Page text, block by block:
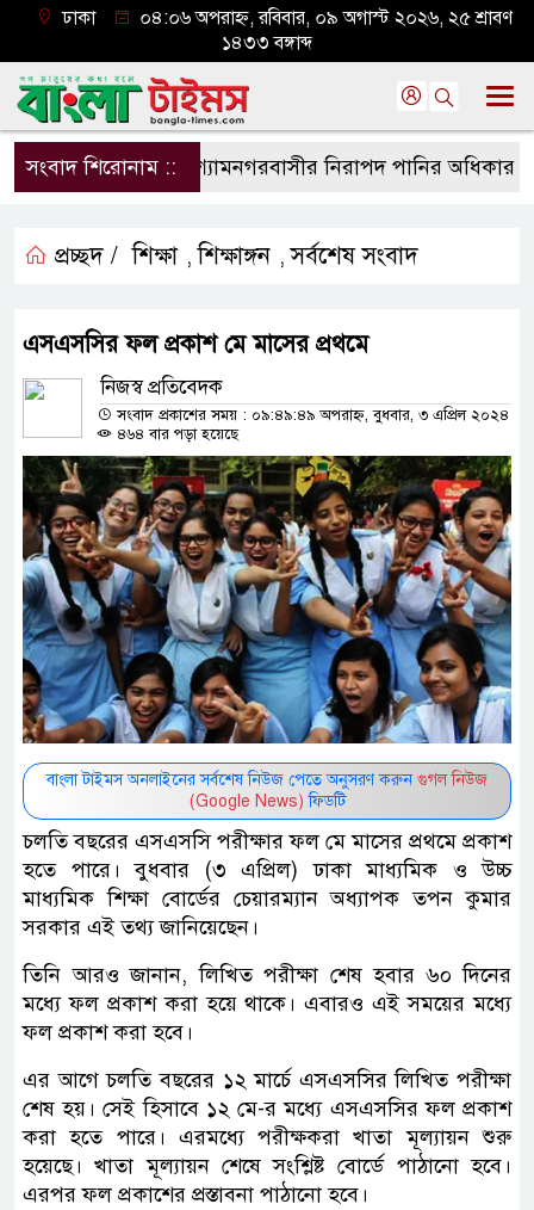
ঢাকা
০৪:০৬ অপরাহ্ন, রবিবার, ০৯ অগাস্ট ২০২৬, ২৫ শ্রাবণ
১৪৩৩ বঙ্গাব্দ
সংবাদ শিরোনাম ::শ্যামনগরবাসীর নিরাপদ পানির অধিকার
প্রচ্ছদ / শিক্ষা ,শিক্ষাঙ্গন ,সর্বশেষ সংবাদ
এসএসসির ফল প্রকাশ মে মাসের প্রথমে
নিজস্ব প্রতিবেদক
সংবাদ প্রকাশের সময় : ০৯:৪৯:৪৯ অপরাহ্ন, বুধবার, ৩ এপ্রিল ২০২৪
৪৬৪ বার পড়া হয়েছে
বাংলা টাইমস অনলাইনের সর্বশেষ নিউজ পেতে অনুসরণ করুন গুগল নিউজ
(Google News) ফিডটি
চলতি বছরের এসএসসি পরীক্ষার ফল মে মাসের প্রথমে প্রকাশ
হতে পারে। বুধবার (৩ এপ্রিল) ঢাকা মাধ্যমিক ও উচ্চ
মাধ্যমিক শিক্ষা বোর্ডের চেয়ারম্যান অধ্যাপক তপন কুমার
সরকার এই তথ্য জানিয়েছেন।
তিনি আরও জানান, লিখিত পরীক্ষা শেষ হবার ৬০ দিনের
মধ্যে ফল প্রকাশ করা হয়ে থাকে। এবারও এই সময়ের মধ্যে
ফল প্রকাশ করা হবে।
এর আগে চলতি বছরের ১২ মার্চে এসএসসির লিখিত পরীক্ষা
শেষ হয়। সেই হিসাবে ১২ মে-র মধ্যে এসএসসির ফল প্রকাশ
করা হতে পারে। এরমধ্যে পরীক্ষকরা খাতা মূল্যায়ন শুরু
হয়েছে। খাতা মূল্যায়ন শেষে সংশ্লিষ্ট বোর্ডে পাঠানো হবে।
এরপর ফল প্রকাশের প্রস্তাবনা পাঠানো হবে।